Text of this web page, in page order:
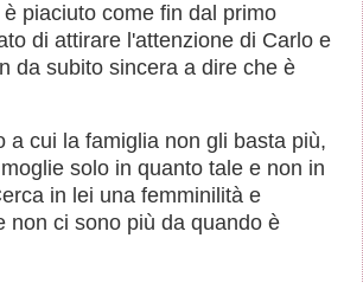
piaciuto come fin dal primo
di attirare l'attenzione di Carlo e
da subito sincera a dire che è
a cui la famiglia non gli basta più,
solo in quanto tale e non in
in lei una femminilità e
non ci sono più da quando è